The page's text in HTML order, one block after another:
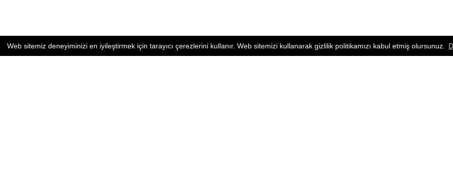
Web sitemiz deneyiminizi en iyileştirmek için tarayıcı çerezlerini kullanır. Web sitemizi kullanarak gizlilik politikamızı kabul etmiş olursunuz.